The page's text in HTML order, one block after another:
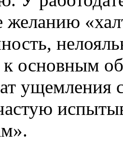
желанию
основным
ущемления